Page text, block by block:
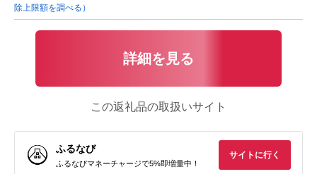
除上限額を調べる）
詳細を見る
この返礼品の取扱いサイト
ふるなび
ふるなびマネーチャージで5%即増量中！
サイトに行く